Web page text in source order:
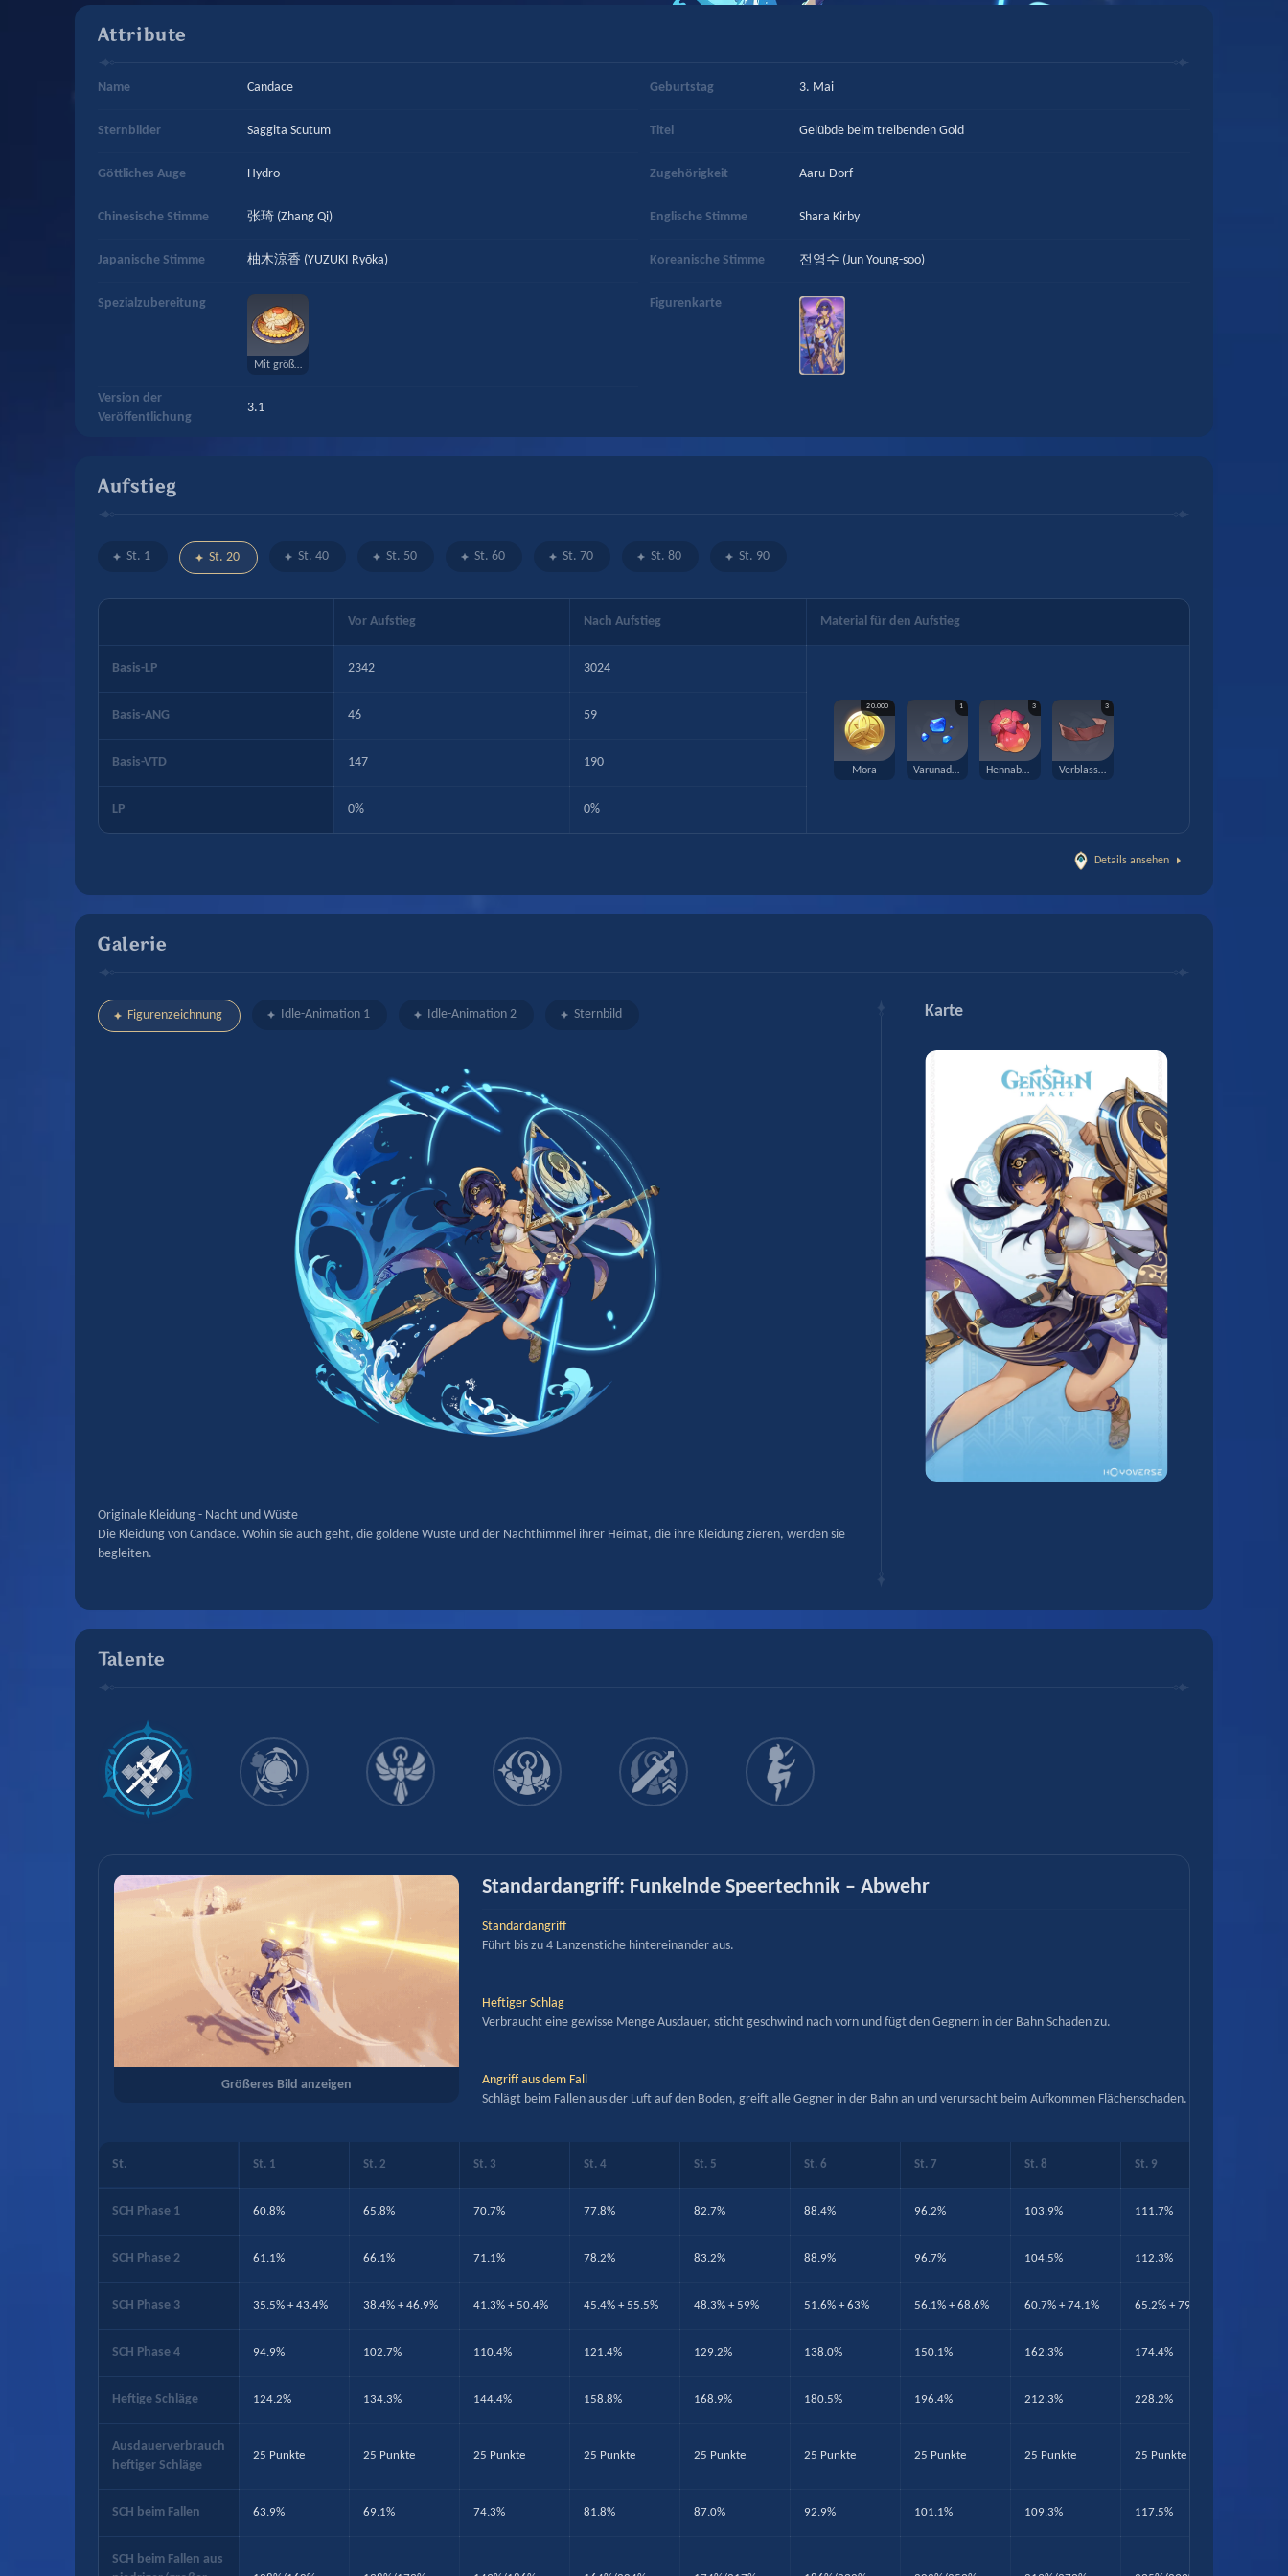
Attribute
Name Candace Geburtstag 3. Mai
Sternbilder Saggita Scutum Titel Gelübde beim treibenden Gold
Göttliches Auge Hydro Zugehörigkeit Aaru-Dorf
Chinesische Stimme 张琦 (Zhang Qi) Englische Stimme Shara Kirby
Japanische Stimme 柚木涼香 (YUZUKI Ryōka) Koreanische Stimme 전영수 (Jun Young-soo)
Spezialzubereitung
Mit größter Hingabe
Figurenkarte
Version der
Veröffentlichung
3.1
Aufstieg
St. 1 St. 20 St. 40 St. 50 St. 60 St. 70 St. 80 St. 90
Vor Aufstieg Nach Aufstieg Material für den Aufstieg
Basis-LP 2342 3024
20.000
Mora
1
Varunada-Lasurit-Splitter
3
Hennabeere
3
Verblasste rote Seide
Basis-ANG 46 59
Basis-VTD 147 190
LP 0% 0%
Details ansehen
Galerie
Figurenzeichnung Idle-Animation 1 Idle-Animation 2 Sternbild
Originale Kleidung - Nacht und Wüste
Die Kleidung von Candace. Wohin sie auch geht, die goldene Wüste und der Nachthimmel ihrer Heimat, die ihre Kleidung zieren, werden sie
begleiten.
Karte
Talente
Größeres Bild anzeigen
Standardangriff: Funkelnde Speertechnik – Abwehr
Standardangriff
Führt bis zu 4 Lanzenstiche hintereinander aus.
Heftiger Schlag
Verbraucht eine gewisse Menge Ausdauer, sticht geschwind nach vorn und fügt den Gegnern in der Bahn Schaden zu.
Angriff aus dem Fall
Schlägt beim Fallen aus der Luft auf den Boden, greift alle Gegner in der Bahn an und verursacht beim Aufkommen Flächenschaden.
St. St. 1 St. 2 St. 3 St. 4 St. 5 St. 6 St. 7 St. 8 St. 9
SCH Phase 1 60.8% 65.8% 70.7% 77.8% 82.7% 88.4% 96.2% 103.9% 111.7%
SCH Phase 2 61.1% 66.1% 71.1% 78.2% 83.2% 88.9% 96.7% 104.5% 112.3%
SCH Phase 3 35.5% + 43.4% 38.4% + 46.9% 41.3% + 50.4% 45.4% + 55.5% 48.3% + 59% 51.6% + 63% 56.1% + 68.6% 60.7% + 74.1% 65.2% + 79.7%
SCH Phase 4 94.9% 102.7% 110.4% 121.4% 129.2% 138.0% 150.1% 162.3% 174.4%
Heftige Schläge 124.2% 134.3% 144.4% 158.8% 168.9% 180.5% 196.4% 212.3% 228.2%
Ausdauerverbrauch
heftiger Schläge
25 Punkte 25 Punkte 25 Punkte 25 Punkte 25 Punkte 25 Punkte 25 Punkte 25 Punkte 25 Punkte
SCH beim Fallen 63.9% 69.1% 74.3% 81.8% 87.0% 92.9% 101.1% 109.3% 117.5%
SCH beim Fallen aus